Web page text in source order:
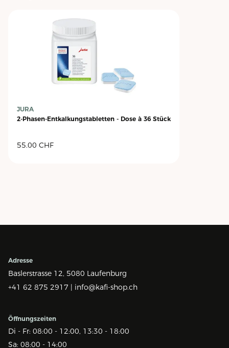
JURA
2-Phasen-Entkalkungstabletten - Dose à 36 Stück
55.00 CHF
Adresse
Baslerstrasse 12, 5080 Laufenburg
+41 62 875 2917 | info@kafi-shop.ch
Öffnungszeiten
Di - Fr: 08:00 - 12:00, 13:30 - 18:00
Sa: 08:00 - 14:00